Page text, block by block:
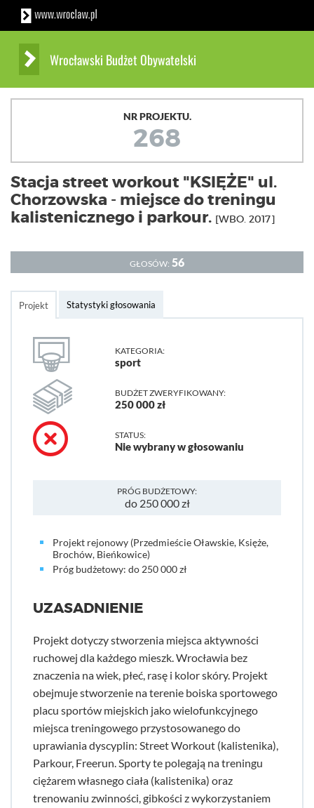
Wrocławski Budżet Obywatelski
NR PROJEKTU.
268
Stacja street workout "KSIĘŻE" ul.
Chorzowska - miejsce do treningu
kalistenicznego i parkour. [WBO. 2017]
GŁOSÓW: 56
Projekt Statystyki głosowania
KATEGORIA:
sport
BUDŻET ZWERYFIKOWANY:
250 000 zł
STATUS:
Nie wybrany w głosowaniu
PRÓG BUDŻETOWY:
do 250 000 zł
Projekt rejonowy (Przedmieście Oławskie, Księże,
Brochów, Bieńkowice)
Próg budżetowy: do 250 000 zł
UZASADNIENIE
Projekt dotyczy stworzenia miejsca aktywności
ruchowej dla każdego mieszk. Wrocławia bez
znaczenia na wiek, płeć, rasę i kolor skóry. Projekt
obejmuje stworzenie na terenie boiska sportowego
placu sportów miejskich jako wielofunkcyjnego
miejsca treningowego przystosowanego do
uprawiania dyscyplin: Street Workout (kalistenika),
Parkour, Freerun. Sporty te polegają na treningu
ciężarem własnego ciała (kalistenika) oraz
trenowaniu zwinności, gibkości z wykorzystaniem